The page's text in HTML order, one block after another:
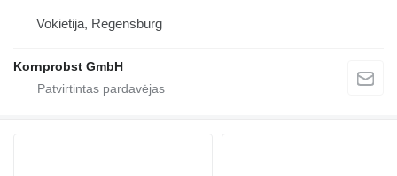
Vokietija, Regensburg
Kornprobst GmbH